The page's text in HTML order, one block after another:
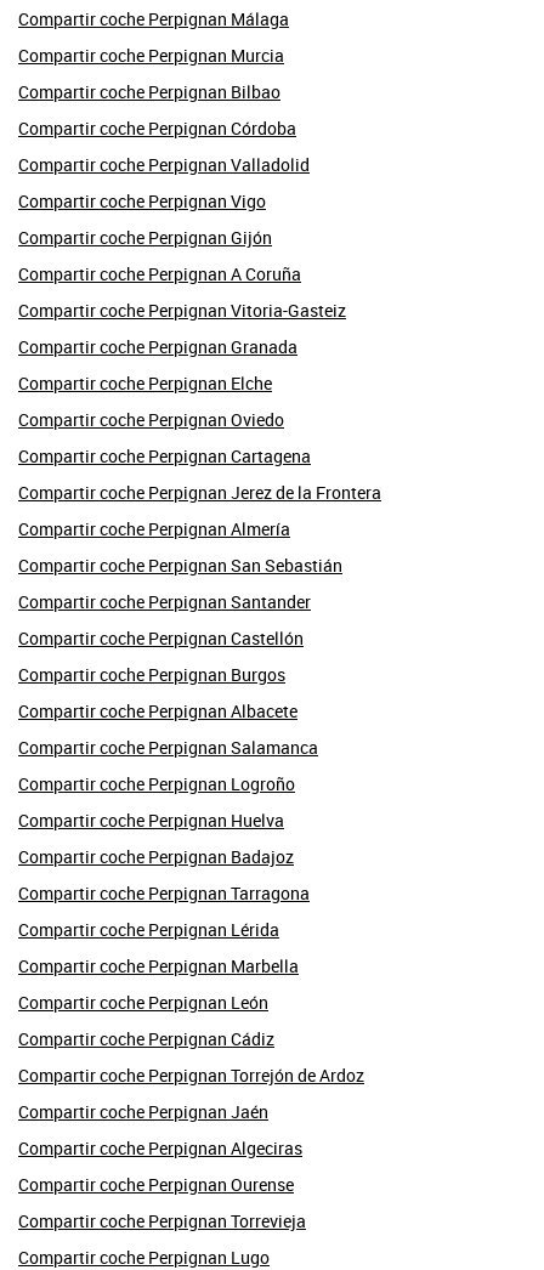
Compartir coche Perpignan Málaga
Compartir coche Perpignan Murcia
Compartir coche Perpignan Bilbao
Compartir coche Perpignan Córdoba
Compartir coche Perpignan Valladolid
Compartir coche Perpignan Vigo
Compartir coche Perpignan Gijón
Compartir coche Perpignan A Coruña
Compartir coche Perpignan Vitoria-Gasteiz
Compartir coche Perpignan Granada
Compartir coche Perpignan Elche
Compartir coche Perpignan Oviedo
Compartir coche Perpignan Cartagena
Compartir coche Perpignan Jerez de la Frontera
Compartir coche Perpignan Almería
Compartir coche Perpignan San Sebastián
Compartir coche Perpignan Santander
Compartir coche Perpignan Castellón
Compartir coche Perpignan Burgos
Compartir coche Perpignan Albacete
Compartir coche Perpignan Salamanca
Compartir coche Perpignan Logroño
Compartir coche Perpignan Huelva
Compartir coche Perpignan Badajoz
Compartir coche Perpignan Tarragona
Compartir coche Perpignan Lérida
Compartir coche Perpignan Marbella
Compartir coche Perpignan León
Compartir coche Perpignan Cádiz
Compartir coche Perpignan Torrejón de Ardoz
Compartir coche Perpignan Jaén
Compartir coche Perpignan Algeciras
Compartir coche Perpignan Ourense
Compartir coche Perpignan Torrevieja
Compartir coche Perpignan Lugo